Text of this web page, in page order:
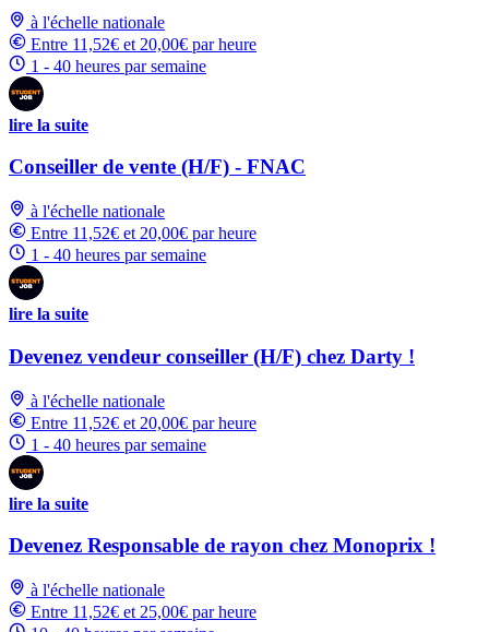
à l'échelle nationale
Entre 11,52€ et 20,00€ par heure
1 - 40 heures par semaine
lire la suite
Conseiller de vente (H/F) - FNAC
à l'échelle nationale
Entre 11,52€ et 20,00€ par heure
1 - 40 heures par semaine
lire la suite
Devenez vendeur conseiller (H/F) chez Darty !
à l'échelle nationale
Entre 11,52€ et 20,00€ par heure
1 - 40 heures par semaine
lire la suite
Devenez Responsable de rayon chez Monoprix !
à l'échelle nationale
Entre 11,52€ et 25,00€ par heure